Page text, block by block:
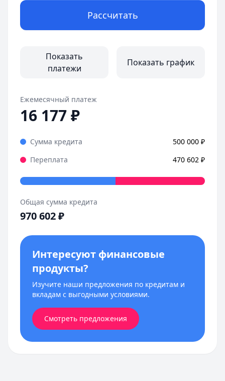
Срок:
Первоначальный взнос:от 20.1%
ДОМ.РФ Банк— Семейная ипотека
до 12 000 000 ₽
до 30 лет
Рассчитать
Показать
платежи
Показать график
Ежемесячный платеж
16 177₽
Сумма кредита 500 000 ₽
Переплата
470 602 ₽
Общая сумма кредита
970 602₽
Интересуют финансовые
продукты?
Изучите наши предложения по кредитам и
вкладам с выгодными условиями.
Смотреть предложения